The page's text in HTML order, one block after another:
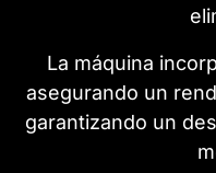
La máquina
asegurando un
garantizando un